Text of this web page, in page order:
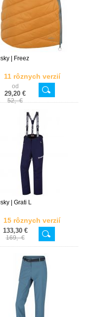
| Freez
11 rôznych verzií
od
29,20 €
52,- €
| Grati L
15 rôznych verzií
133,30 €
169,- €